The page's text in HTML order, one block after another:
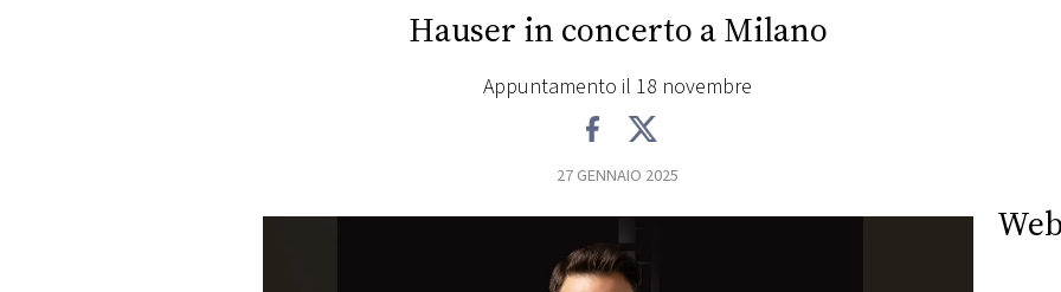
Hauser in concerto a Milano
Appuntamento il 18 novembre
27 GENNAIO 2025